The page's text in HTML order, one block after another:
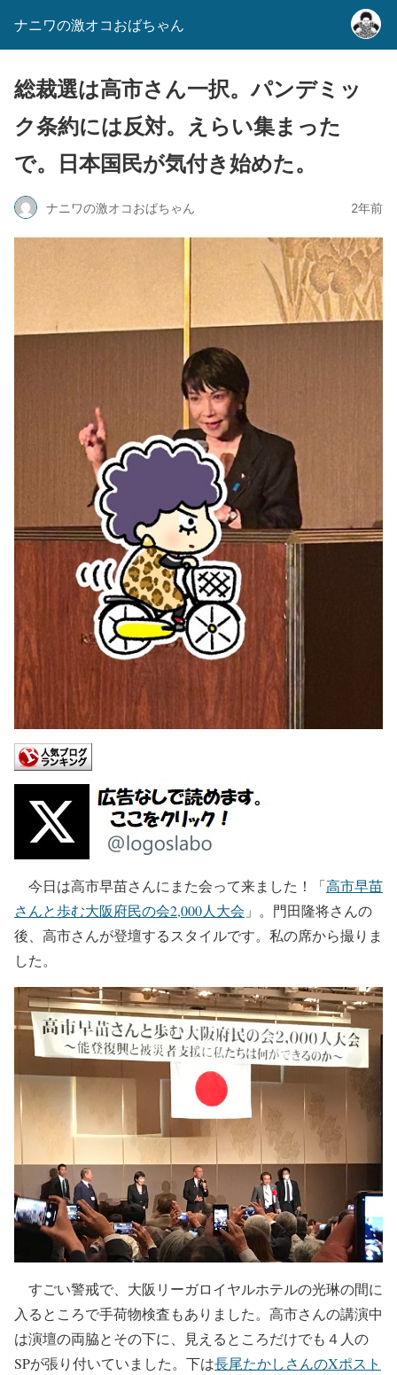
ナニワの激オコおばちゃん
総裁選は高市さん一択。パンデミッ
ク条約には反対。えらい集まった
で。日本国民が気付き始めた。
ナニワの激オコおばちゃん 2年前
今日は高市早苗さんにまた会って来ました！「高市早苗
さんと歩む大阪府民の会2,000人大会 」。門田隆将さんの
後、高市さんが登壇するスタイルです。私の席から撮りま
した。
すごい警戒で、大阪リーガロイヤルホテルの光琳の間に
入るところで手荷物検査もありました。高市さんの講演中
は演壇の両脇とその下に、見えるところだけでも４人の
SPが張り付いていました。下は長尾たかしさんのXポスト